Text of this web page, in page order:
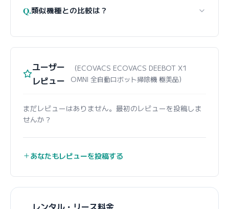
Q.類似機種との比較は？
ユーザー
レビュー
（ECOVACS ECOVACS DEEBOT X1
OMNI 全自動ロボット掃除機 極美品）
まだレビューはありません。最初のレビューを投稿しま
せんか？
あなたもレビューを投稿する
レンタル・リース料金